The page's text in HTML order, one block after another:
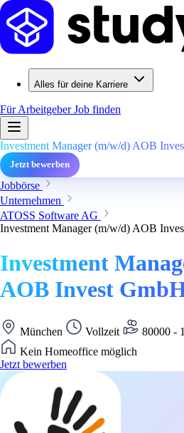
Alles für deine Karriere
Für ArbeitgeberJob finden
Investment Manager (m/w/d) AOB
Jetzt bewerben
Jobbörse
Unternehmen
ATOSS Software AG
Investment Manager (m/w/d) AOB
Investment
AOB Invest
München Vollzeit
80000 -
Kein Homeoffice möglich
Jetzt bewerben